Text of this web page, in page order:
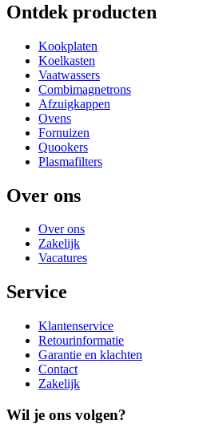
Ontdek producten
Kookplaten
Koelkasten
Vaatwassers
Combimagnetrons
Afzuigkappen
Ovens
Fornuizen
Quookers
Plasmafilters
Over ons
Over ons
Zakelijk
Vacatures
Service
Klantenservice
Retourinformatie
Garantie en klachten
Contact
Zakelijk
Wil je ons volgen?